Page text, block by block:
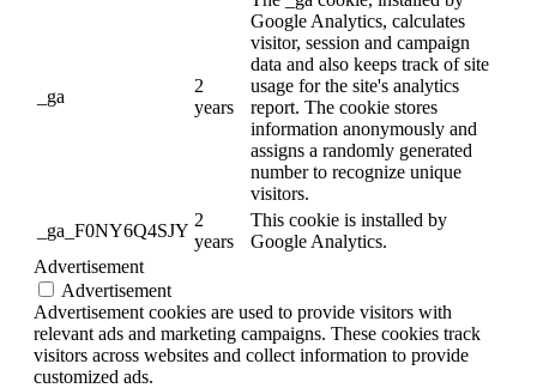
_ga
2
years
Google Analytics, calculates
visitor, session and campaign
data and also keeps track of site
usage for the site's analytics
report. The cookie stores
information anonymously and
assigns a randomly generated
number to recognize unique
visitors.
_ga_F0NY6Q4SJY
2
years
This cookie is installed by
Google Analytics.
Advertisement
Advertisement
Advertisement cookies are used to provide visitors with
relevant ads and marketing campaigns. These cookies track
visitors across websites and collect information to provide
customized ads.